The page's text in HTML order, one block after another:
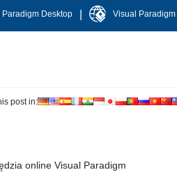
Paradigm Desktop Visual Paradigm
post in:
online Visual Paradigm